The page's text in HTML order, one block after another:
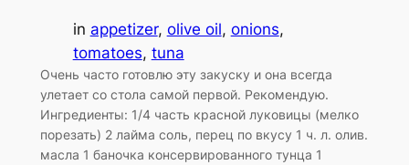
in appetizer, olive oil, onions
tomatoes, tuna
Очень часто готовлю эту закуску и она всегда
улетает со стола самой первой. Рекомендую.
Ингредиенты: 1/4 часть красной луковицы (мелко
порезать) 2 лайма соль, перец по вкусу 1 ч. л. олив.
масла 1 баночка консервированного тунца 1